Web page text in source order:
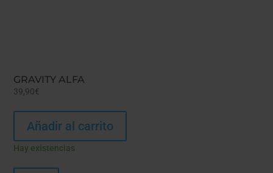
GRAVITY ALFA
39,90€
Añadir al carrito
Hay existencias